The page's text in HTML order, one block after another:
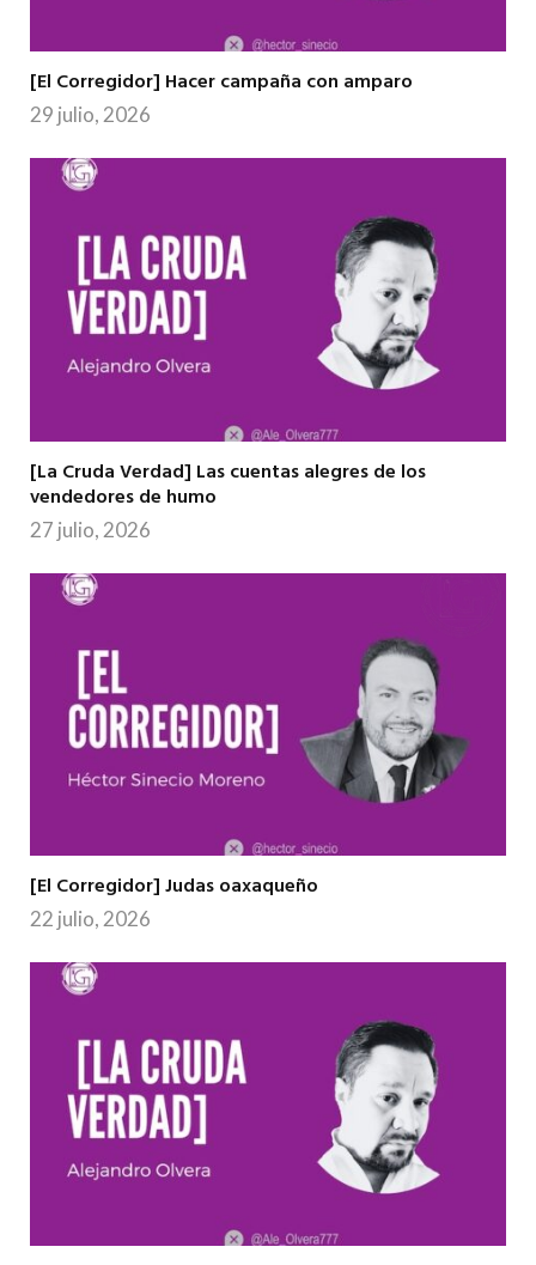
[El Corregidor] Hacer campaña con amparo
29 julio, 2026
[La Cruda Verdad] Las cuentas alegres de los
vendedores de humo
27 julio, 2026
[El Corregidor] Judas oaxaqueño
22 julio, 2026